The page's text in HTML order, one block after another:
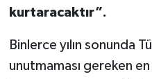
kurtaracaktır”.
Binlerce yılın sonunda
unutmaması gereken